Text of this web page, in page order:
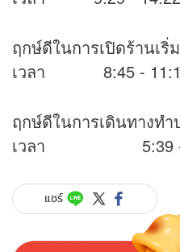
ฤกษ์ดีในการเปิดร้านเริ่
เวลา 8:45 -
ฤกษ์ดีในการเดินทางท
เวลา 5:39 -
แชร์